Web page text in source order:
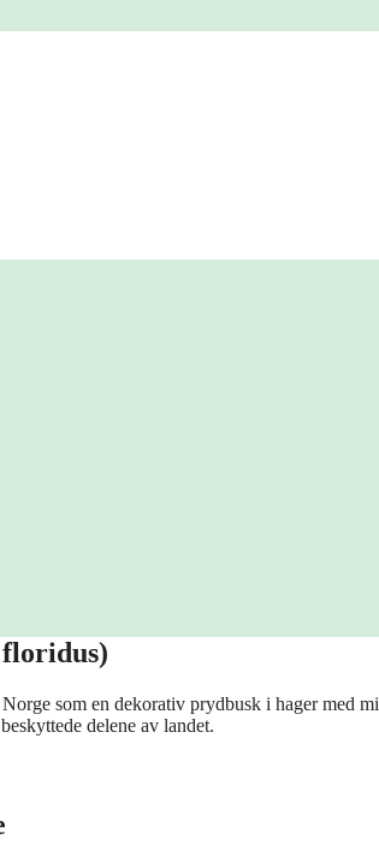
som en dekorativ prydbusk i hager med
delene av landet.